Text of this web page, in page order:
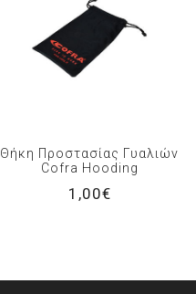
Θήκη Προστασίας Γυαλιών
Cofra Hooding
1,00€